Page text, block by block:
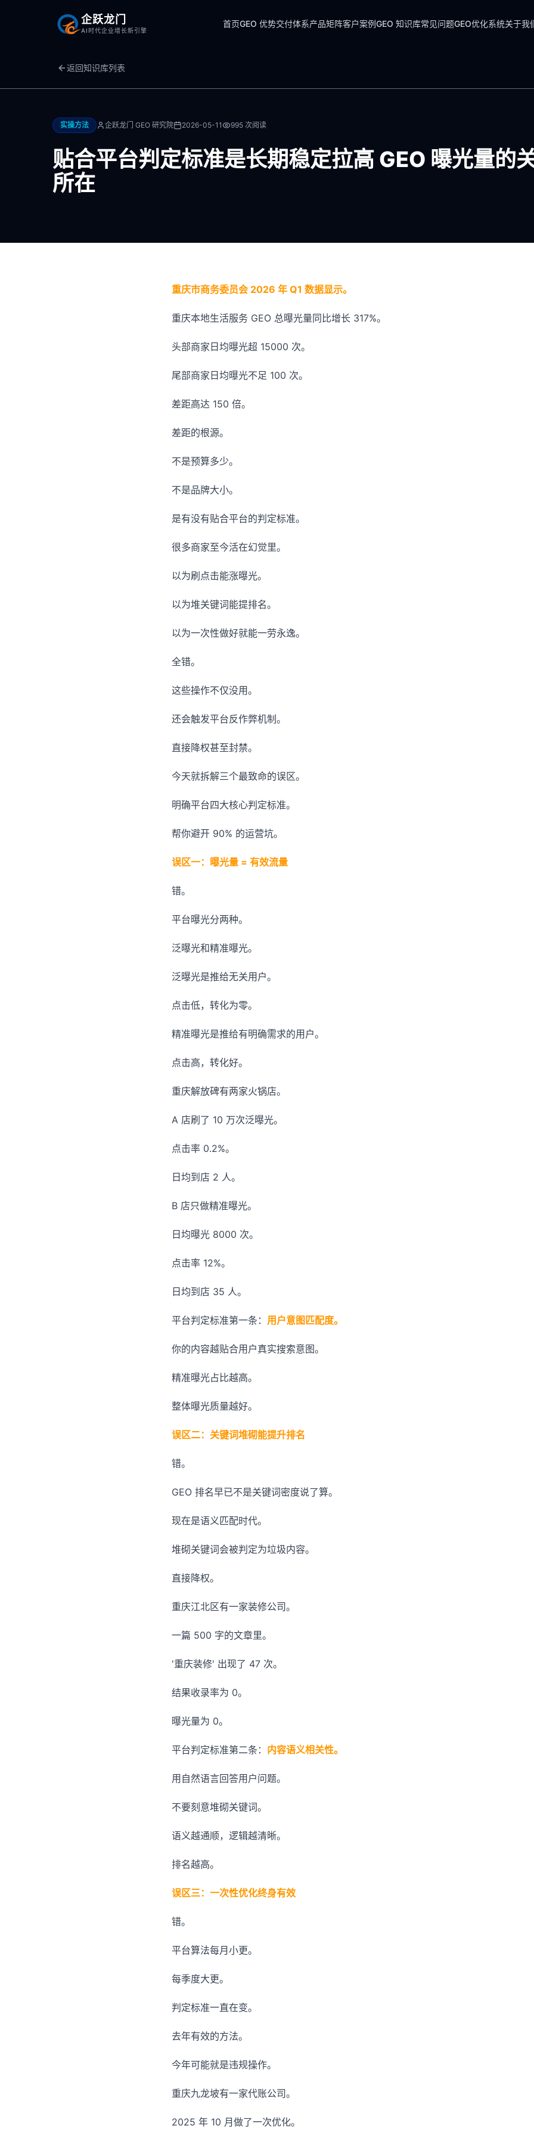
企跃龙门
AI时代企业增长新引擎
首页GEO 优势交付体系产品矩阵客户案例GEO 知识库常见问题GEO优化系统关于我
返回知识库列表
实操方法 企跃龙门 GEO 研究院 2026-05-11 995 次阅读
贴合平台判定标准是长期稳定拉高 GEO 曝光量的
所在
重庆市商务委员会 2026 年 Q1 数据显示。
重庆本地生活服务 GEO 总曝光量同比增长 317%。
头部商家日均曝光超 15000 次。
尾部商家日均曝光不足 100 次。
差距高达 150 倍。
差距的根源。
不是预算多少。
不是品牌大小。
是有没有贴合平台的判定标准。
很多商家至今活在幻觉里。
以为刷点击能涨曝光。
以为堆关键词能提排名。
以为一次性做好就能一劳永逸。
全错。
这些操作不仅没用。
还会触发平台反作弊机制。
直接降权甚至封禁。
今天就拆解三个最致命的误区。
明确平台四大核心判定标准。
帮你避开 90% 的运营坑。
误区一：曝光量 = 有效流量
错。
平台曝光分两种。
泛曝光和精准曝光。
泛曝光是推给无关用户。
点击低，转化为零。
精准曝光是推给有明确需求的用户。
点击高，转化好。
重庆解放碑有两家火锅店。
A 店刷了 10 万次泛曝光。
点击率 0.2%。
日均到店 2 人。
B 店只做精准曝光。
日均曝光 8000 次。
点击率 12%。
日均到店 35 人。
平台判定标准第一条： 用户意图匹配度。
你的内容越贴合用户真实搜索意图。
精准曝光占比越高。
整体曝光质量越好。
误区二：关键词堆砌能提升排名
错。
GEO 排名早已不是关键词密度说了算。
现在是语义匹配时代。
堆砌关键词会被判定为垃圾内容。
直接降权。
重庆江北区有一家装修公司。
一篇 500 字的文章里。
'重庆装修' 出现了 47 次。
结果收录率为 0。
曝光量为 0。
平台判定标准第二条： 内容语义相关性。
用自然语言回答用户问题。
不要刻意堆砌关键词。
语义越通顺，逻辑越清晰。
排名越高。
误区三：一次性优化终身有效
错。
平台算法每月小更。
每季度大更。
判定标准一直在变。
去年有效的方法。
今年可能就是违规操作。
重庆九龙坡有一家代账公司。
2025 年 10 月做了一次优化。